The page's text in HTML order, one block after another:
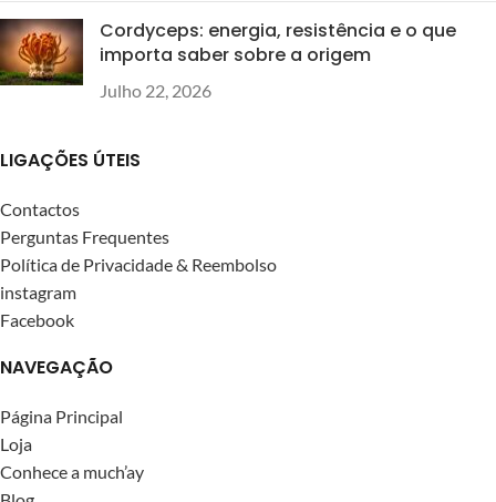
testados em animais. Embalagem
100% reciclada com certificação
FSC.
Cordyceps: energia, resistência e o que
importa saber sobre a origem
Julho 22, 2026
LIGAÇÕES ÚTEIS
Contactos
Perguntas Frequentes
Política de Privacidade & Reembolso
instagram
Facebook
NAVEGAÇÃO
Página Principal
Loja
Conhece a much’ay